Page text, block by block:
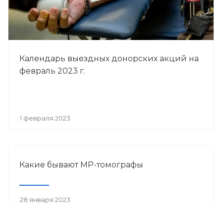
Календарь выездных донорских акций на
февраль 2023 г.
1 февраля 2023
Какие бывают МР-томографы
28 января 2023